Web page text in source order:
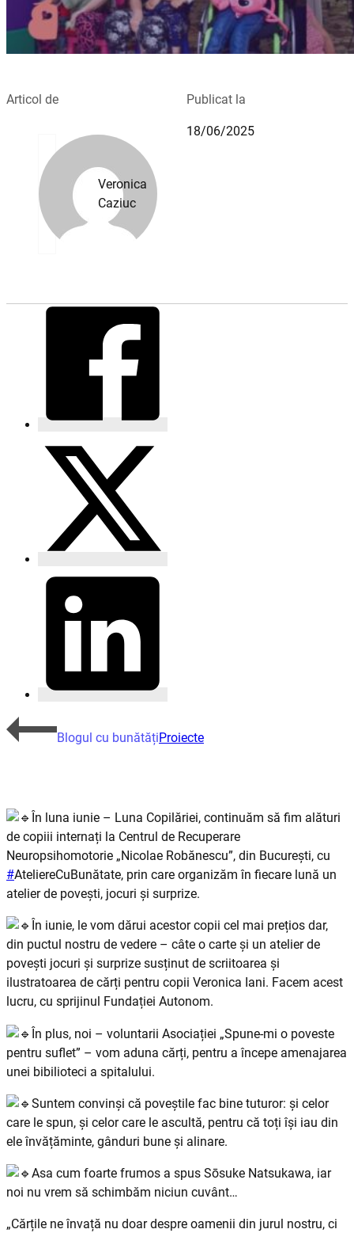
Articol de
Veronica
Caziuc
Publicat la
18/06/2025
Blogul cu bunătățiProiecte
În luna iunie – Luna Copilăriei, continuăm să fim alături
de copiii internați la Centrul de Recuperare
Neuropsihomotorie „Nicolae Robănescu”, din București, cu
#AteliereCuBunătate, prin care organizăm în fiecare lună un
atelier de povești, jocuri și surprize.
În iunie, le vom dărui acestor copii cel mai prețios dar,
din puctul nostru de vedere – câte o carte și un atelier de
povești jocuri și surprize susținut de scriitoarea și
ilustratoarea de cărți pentru copii Veronica Iani. Facem acest
lucru, cu sprijinul Fundației Autonom.
În plus, noi – voluntarii Asociației „Spune-mi o poveste
pentru suflet” – vom aduna cărți, pentru a începe amenajarea
unei bibilioteci a spitalului.
Suntem convinși că poveștile fac bine tuturor: și celor
care le spun, și celor care le ascultă, pentru că toți își iau din
ele învățăminte, gânduri bune și alinare.
Asa cum foarte frumos a spus Sōsuke Natsukawa, iar
noi nu vrem să schimbăm niciun cuvânt…
„Cărțile ne învață nu doar despre oamenii din jurul nostru, ci